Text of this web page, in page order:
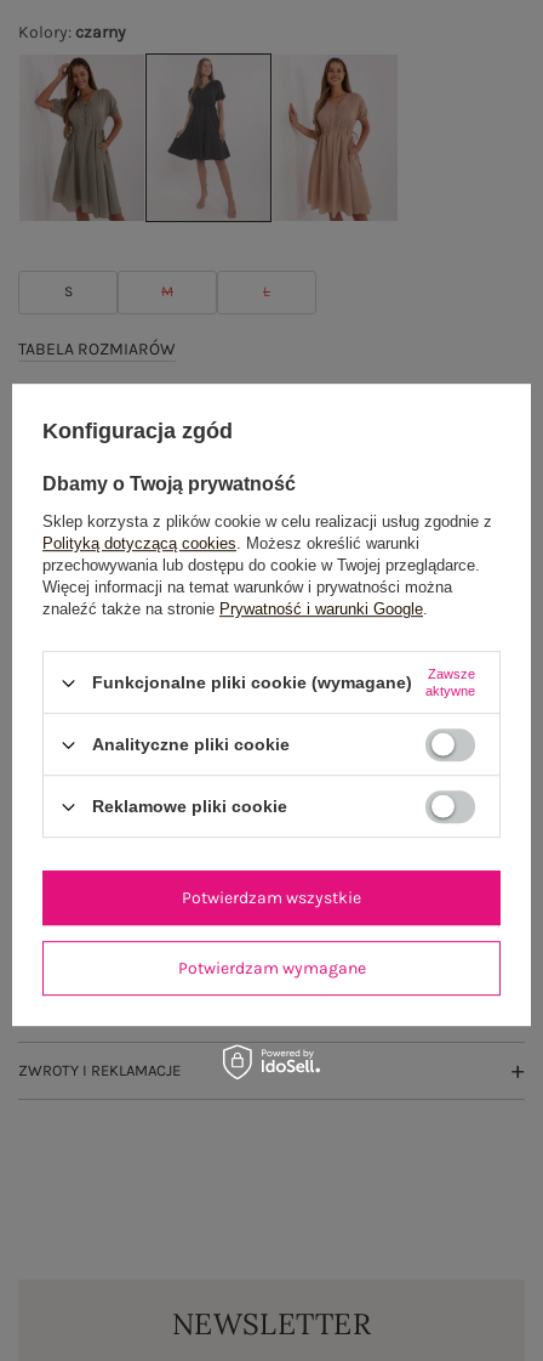
Kolory: czarny
S M L
TABELA ROZMIARÓW
Dostawaod 7,99 zł
Wysyłkajutro
OPIS PRODUKTU
ZWROTY I REKLAMACJE
NEWSLETTER
Konfiguracja zgód
Dbamy o Twoją prywatność
Sklep korzysta z plików cookie w celu realizacji usług zgodnie z
Polityką dotyczącą cookies. Możesz określić warunki
przechowywania lub dostępu do cookie w Twojej przeglądarce.
Więcej informacji na temat warunków i prywatności można
znaleźć także na stronie Prywatność i warunki Google.
Funkcjonalne pliki cookie (wymagane)
Zawsze
aktywne
Analityczne pliki cookie
Reklamowe pliki cookie
Potwierdzam wymagane
Potwierdzam wszystkie